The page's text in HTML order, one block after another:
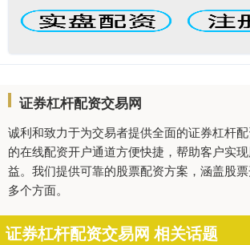
证券杠杆配资交易网
诚利和致力于为交易者提供全面的证券杠杆
的在线配资开户通道方便快捷，帮助客户实
益。我们提供可靠的股票配资方案，涵盖股
多个方面。
证券杠杆配资交易网 相关话题